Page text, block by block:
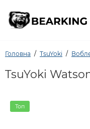
Головна TsuYoki
TsuYoki
Топ